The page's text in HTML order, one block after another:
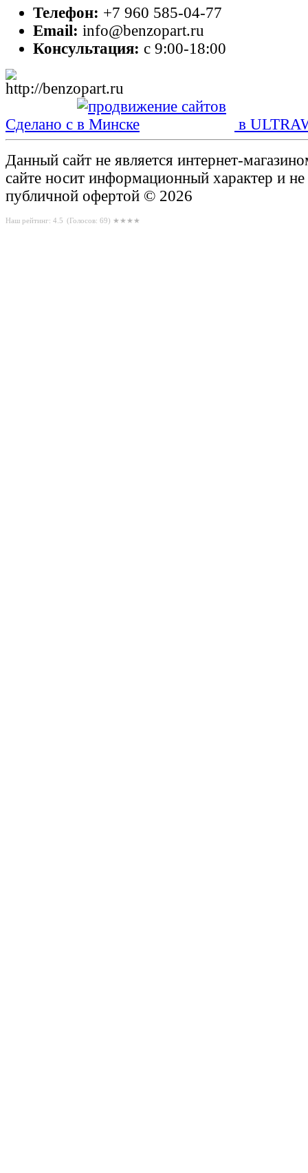
Телефон: +7 960 585-04-77
Email: info@benzopart.ru
Консультация: с 9:00-18:00
Сделано с в
Данный сайт не является интернет-
сайте носит информационный характер и не
публичной офертой © 2026
Наш рейтинг: 4.5 (Голосов: 69) ★★★★